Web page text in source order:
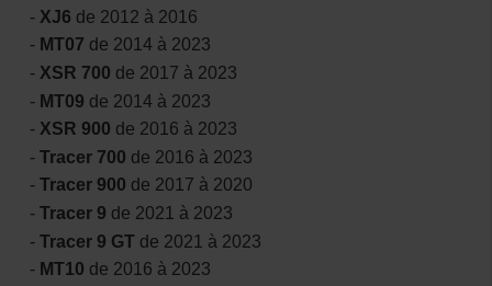
- XJ6 de 2012 à 2016
- MT07 de 2014 à 2023
- XSR 700 de 2017 à 2023
- MT09 de 2014 à 2023
- XSR 900 de 2016 à 2023
- Tracer 700 de 2016 à 2023
- Tracer 900 de 2017 à 2020
- Tracer 9 de 2021 à 2023
- Tracer 9 GT de 2021 à 2023
- MT10 de 2016 à 2023